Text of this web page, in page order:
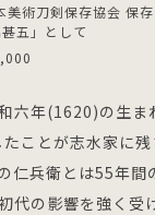
美術刀剣保存協会 保
甚五」として
六年(1620)の生ま
ことが志水家に
仁兵衛とは55年間
代の影響を強く受